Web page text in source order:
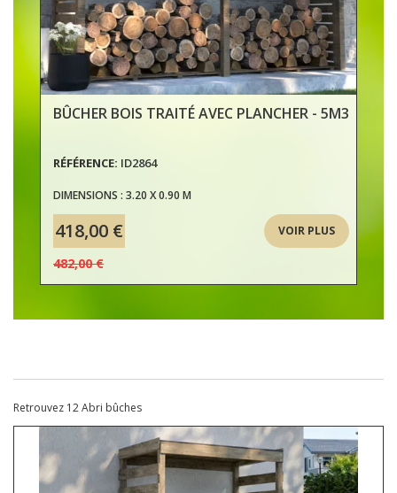
BÛCHER BOIS TRAITÉ AVEC PLANCHER - 5M3
RÉFÉRENCE: ID2864
DIMENSIONS : 3.20 X 0.90 M
418,00 €
482,00 €
VOIR PLUS
Retrouvez 12 Abri bûches